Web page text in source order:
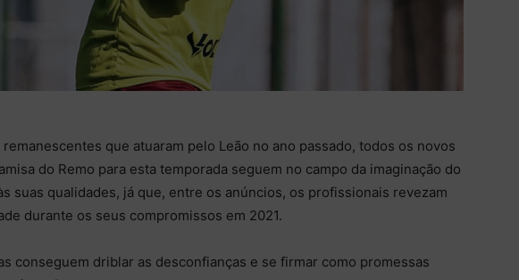
que atuaram pelo Leão no ano passado, todos os novos
do Remo para esta temporada seguem no campo da imaginação do
suas qualidades, já que, entre os anúncios, os profissionais revezam
durante os seus compromissos em 2021.
conseguem driblar as desconfianças e se firmar como promessas